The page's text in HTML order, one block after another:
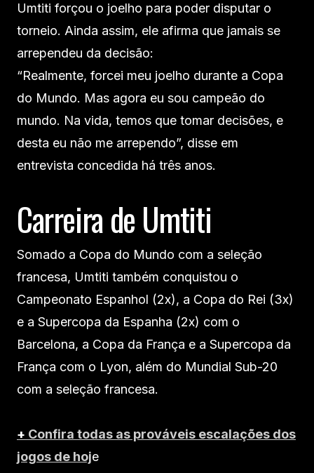
Umtiti forçou o joelho para poder disputar o
torneio. Ainda assim, ele afirma que jamais se
arrependeu da decisão:
“Realmente, forcei meu joelho durante a Copa
do Mundo. Mas agora eu sou campeão do
mundo. Na vida, temos que tomar decisões, e
desta eu não me arrependo”, disse em
entrevista concedida há três anos.
Carreira de Umtiti
Somado a Copa do Mundo com a seleção
francesa, Umtiti também conquistou o
Campeonato Espanhol (2x), a Copa do Rei (3x)
e a Supercopa da Espanha (2x) com o
Barcelona, a Copa da França e a Supercopa da
França com o Lyon, além do Mundial Sub-20
com a seleção francesa.
+ Confira todas as prováveis escalações dos
jogos de hoje